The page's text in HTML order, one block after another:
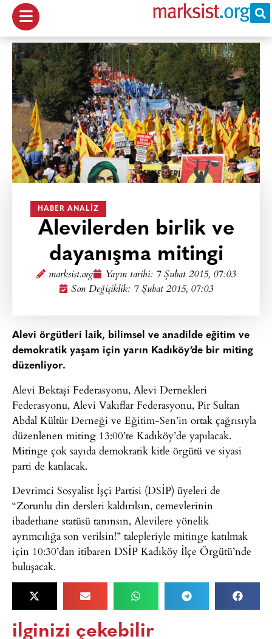
HABER ANALIZ
Alevilerden birlik ve
dayanışma mitingi
marksist.org Yayın tarihi: 7 Şubat 2015, 07:03
Son Değişiklik: 7 Şubat 2015, 07:03
Alevi örgütleri laik, bilimsel ve anadilde eğitim ve
demokratik yaşam için yarın Kadıköy’de bir miting
düzenliyor.
Alevi Bektaşi Federasyonu, Alevi Dernekleri
Federasyonu, Alevi Vakıflar Federasyonu, Pir Sultan
Abdal Kültür Derneği ve Eğitim-Sen’in ortak çağrısıyla
düzenlenen miting 13:00’te Kadıköy’de yapılacak.
Mitinge çok sayıda demokratik kitle örgütü ve siyasi
parti de katılacak.
Devrimci Sosyalist İşçi Partisi (DSİP) üyeleri de
“Zorunlu din dersleri kaldırılsın, cemevlerinin
ibadethane statüsü tanınsın, Alevilere yönelik
ayrımcılığa son verilsin!” talepleriyle mitinge katılmak
için 10:30’dan itibaren DSİP Kadıköy İlçe Örgütü’nde
buluşacak.
ilginizi çekebilir